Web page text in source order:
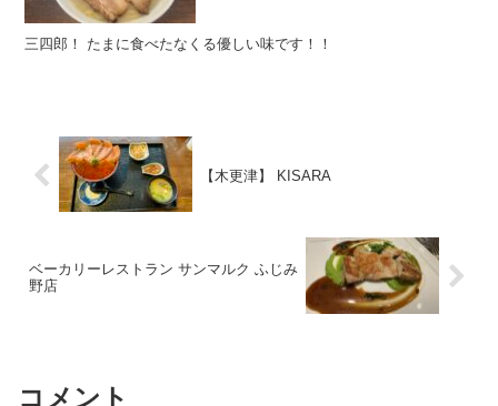
三四郎！ たまに食べたなくる優しい味です！！
【木更津】 KISARA
ベーカリーレストラン サンマルク ふじみ
野店
コメント